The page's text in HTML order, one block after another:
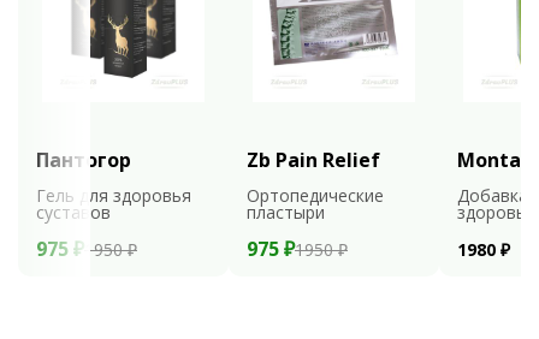
Пантогор
Гель для здоровья
суставов
975 ₽ 1950 ₽
Zb Pain Relief
Ортопедические
пластыри
975 ₽1950 ₽
Добавка
здоровья
1980 ₽